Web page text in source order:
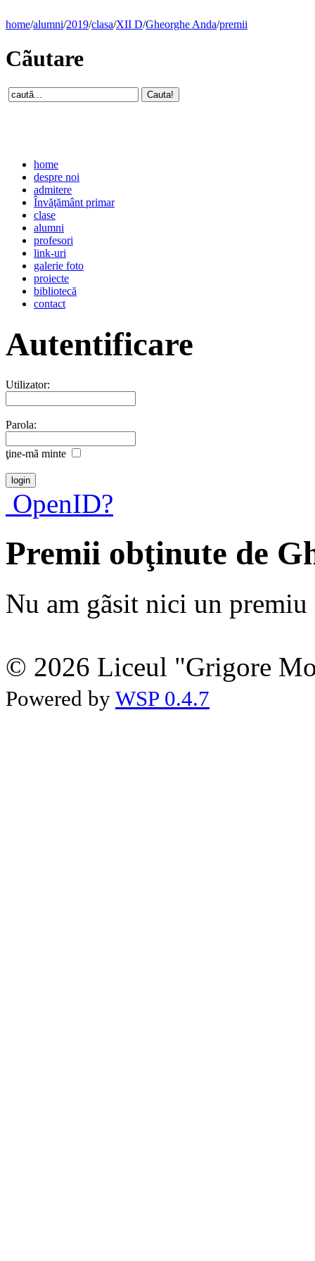
home/alumni/2019/clasa/XII D/Gheorghe Anda/premii
Cãutare
home
despre noi
admitere
Învăţământ primar
clase
alumni
profesori
link-uri
galerie foto
proiecte
bibliotecă
contact
Autentificare
Utilizator:
Parola:
ţine-mã minte
OpenID?
Premii obţinute de
Nu am gãsit nici un premiu
© 2026 Liceul "Grigore
Powered by WSP 0.4.7